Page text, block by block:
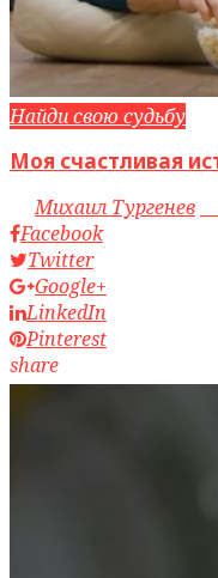
Найди свою судьбу
Моя счастливая
byМихаил Тургенев
Facebook
Twitter
Google+
LinkedIn
Pinterest
share